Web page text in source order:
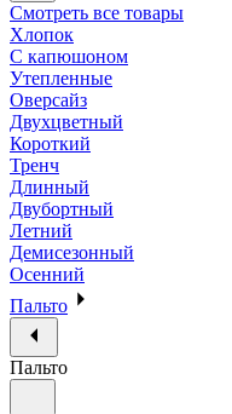
Смотреть все товары
Хлопок
С капюшоном
Утепленные
Оверсайз
Двухцветный
Короткий
Тренч
Длинный
Двубортный
Летний
Демисезонный
Осенний
Пальто
Пальто